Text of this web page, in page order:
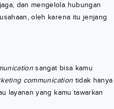
dan mengelola hubungan
oleh karena itu jenjang
sangat bisa kamu
communication tidak hanya
layanan yang kamu tawarkan